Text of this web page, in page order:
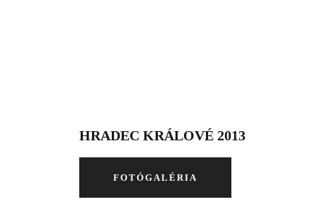
HRADEC KRÁLOVÉ 2013
FOTÓGALÉRIA